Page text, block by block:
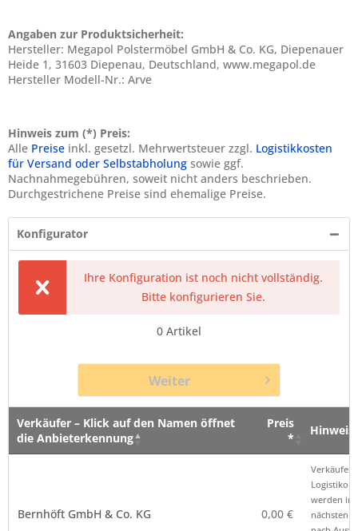
Angaben zur Produktsicherheit:
Hersteller: Megapol Polstermöbel GmbH & Co. KG, Diepenauer
Heide 1, 31603 Diepenau, Deutschland, www.megapol.de
Hersteller Modell-Nr.: Arve
Hinweis zum (*) Preis:
Alle Preise inkl. gesetzl. Mehrwertsteuer zzgl. Logistikkosten
für Versand oder Selbstabholung sowie ggf.
Nachnahmegebühren, soweit nicht anders beschrieben.
Durchgestrichene Preise sind ehemalige Preise.
Konfigurator
Ihre Konfiguration ist noch nicht vollständig.
Bitte konfigurieren Sie.
0 Artikel
Weiter
Verkäufer – Klick auf den Namen öffnet
die Anbieterkennung
Preis
*
Hinweis
Bernhöft GmbH & Co. KG 0,00 €
Verkäufer
werden im
nächsten